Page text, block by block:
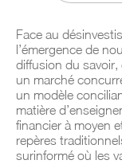
Face au
l’émergence de
diffusion du
un marché
un modèle
matière
financier à moyen
repères
surinformé où les